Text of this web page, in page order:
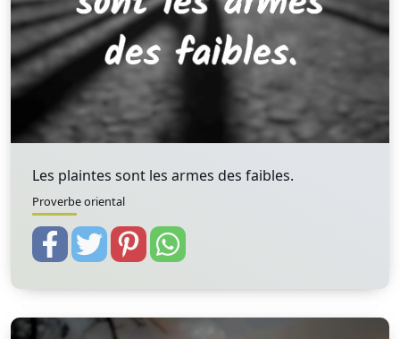
Les plaintes sont les armes des faibles.
Proverbe oriental